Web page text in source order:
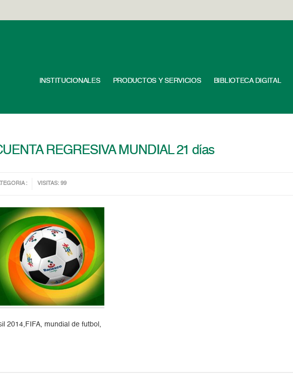
INSTITUCIONALES PRODUCTOS Y SERVICIOS BIBLIOTECA DIGITAL
REGRESIVA MUNDIAL 21 días
: VISITAS: 99
2014,FIFA, mundial de futbol,